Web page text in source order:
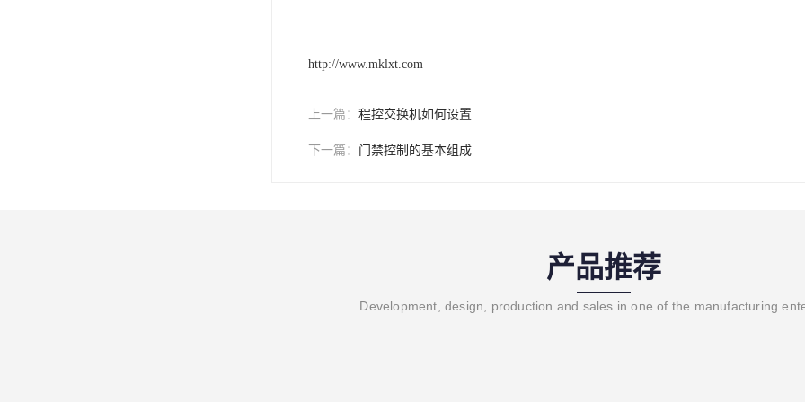
http://www.mklxt.com
上一篇： 程控交换机如何设置
下一篇： 门禁控制的基本组成
产品推荐
Development, design, production and sales in one of the manufacturing